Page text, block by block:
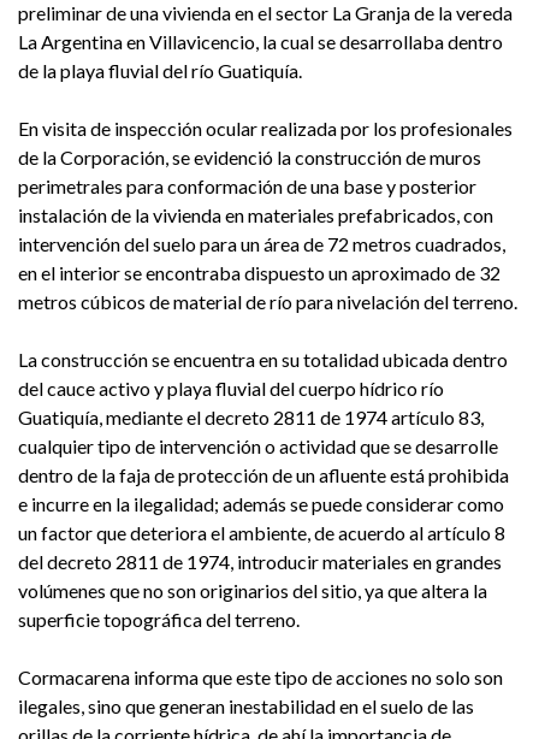
preliminar de una vivienda en el sector La Granja de la vereda
La Argentina en Villavicencio, la cual se desarrollaba dentro
de la playa fluvial del río Guatiquía.
En visita de inspección ocular realizada por los profesionales
de la Corporación, se evidenció la construcción de muros
perimetrales para conformación de una base y posterior
instalación de la vivienda en materiales prefabricados, con
intervención del suelo para un área de 72 metros cuadrados,
en el interior se encontraba dispuesto un aproximado de 32
metros cúbicos de material de río para nivelación del terreno.
La construcción se encuentra en su totalidad ubicada dentro
del cauce activo y playa fluvial del cuerpo hídrico río
Guatiquía, mediante el decreto 2811 de 1974 artículo 83,
cualquier tipo de intervención o actividad que se desarrolle
dentro de la faja de protección de un afluente está prohibida
e incurre en la ilegalidad; además se puede considerar como
un factor que deteriora el ambiente, de acuerdo al artículo 8
del decreto 2811 de 1974, introducir materiales en grandes
volúmenes que no son originarios del sitio, ya que altera la
superficie topográfica del terreno.
Cormacarena informa que este tipo de acciones no solo son
ilegales, sino que generan inestabilidad en el suelo de las